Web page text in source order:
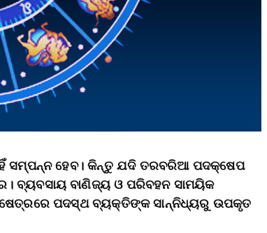
ସମ୍ପନ୍ନ ହେବ। କିନ୍ତୁ ଯଦି ତରବରିଆ ପଦକ୍ଷେପ
ବ୍ୟବସାୟ ବାଣିଜ୍ୟ ଓ ପରିବହନ ସାମୟିକ
ପଦସ୍ଥ ବ୍ୟକ୍ତିଙ୍କ ସାନ୍ନିଧ୍ୟରୁ ଉପକୃତ